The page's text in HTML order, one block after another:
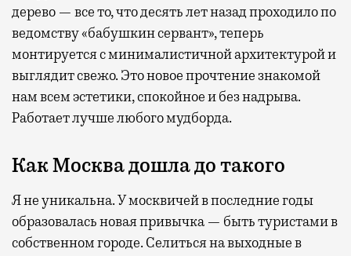
дерево — все то, что десять лет назад проходило по
ведомству «бабушкин сервант», теперь
монтируется с минималистичной архитектурой и
выглядит свежо. Это новое прочтение знакомой
нам всем эстетики, спокойное и без надрыва.
Работает лучше любого мудборда.
Как Москва дошла до такого
Я не уникальна. У москвичей в последние годы
образовалась новая привычка — быть туристами в
собственном городе. Селиться на выходные в